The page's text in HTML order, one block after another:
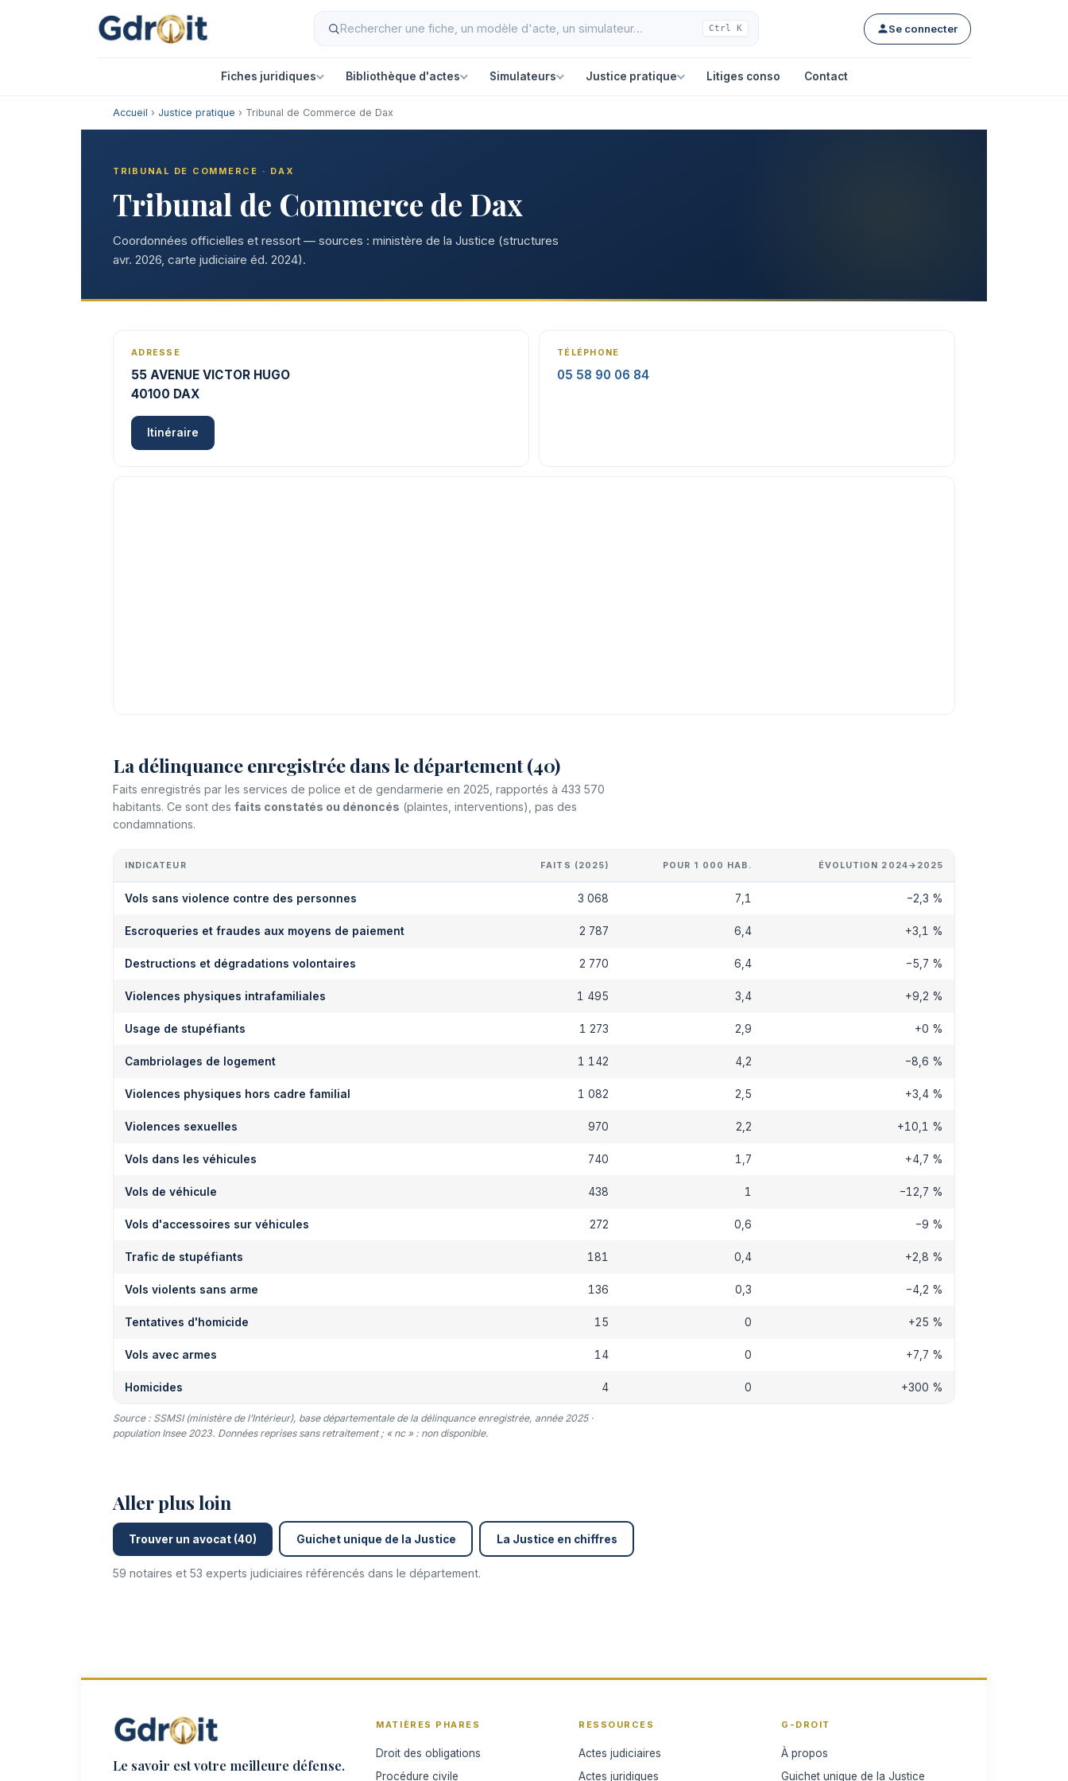
Ctrl K Se connecter
Fiches juridiques Bibliothèque d'actes Simulateurs Justice pratique Litiges conso Contact
Accueil › Justice pratique › Tribunal de Commerce de Dax
TRIBUNAL DE COMMERCE · DAX
Tribunal de Commerce de Dax
Coordonnées officielles et ressort — sources : ministère de la Justice (structures
avr. 2026, carte judiciaire éd. 2024).
ADRESSE
55 AVENUE VICTOR HUGO
40100 DAX
Itinéraire
TÉLÉPHONE
05 58 90 06 84
La délinquance enregistrée dans le département (40)
Faits enregistrés par les services de police et de gendarmerie en 2025, rapportés à 433 570
habitants. Ce sont des faits constatés ou dénoncés (plaintes, interventions), pas des
condamnations.
INDICATEUR FAITS (2025) POUR 1 000 HAB. ÉVOLUTION 2024→2025
Vols sans violence contre des personnes 3 068 7,1 −2,3 %
Escroqueries et fraudes aux moyens de paiement 2 787 6,4 +3,1 %
Destructions et dégradations volontaires 2 770 6,4 −5,7 %
Violences physiques intrafamiliales 1 495 3,4 +9,2 %
Usage de stupéfiants 1 273 2,9 +0 %
Cambriolages de logement 1 142 4,2 −8,6 %
Violences physiques hors cadre familial 1 082 2,5 +3,4 %
Violences sexuelles 970 2,2 +10,1 %
Vols dans les véhicules 740 1,7 +4,7 %
Vols de véhicule 438 1 −12,7 %
Vols d'accessoires sur véhicules 272 0,6 −9 %
Trafic de stupéfiants 181 0,4 +2,8 %
Vols violents sans arme 136 0,3 −4,2 %
Tentatives d'homicide 15 0 +25 %
Vols avec armes 14 0 +7,7 %
Homicides 4 0 +300 %
Source : SSMSI (ministère de l’Intérieur), base départementale de la délinquance enregistrée, année 2025 ·
population Insee 2023. Données reprises sans retraitement ; « nc » : non disponible.
Aller plus loin
Trouver un avocat (40) Guichet unique de la Justice La Justice en chiffres
59 notaires et 53 experts judiciaires référencés dans le département.
Le savoir est votre meilleure défense.
MATIÈRES PHARES
Droit des obligations
Procédure civile
RESSOURCES
Actes judiciaires
Actes juridiques
G-DROIT
À propos
Guichet unique de la Justice